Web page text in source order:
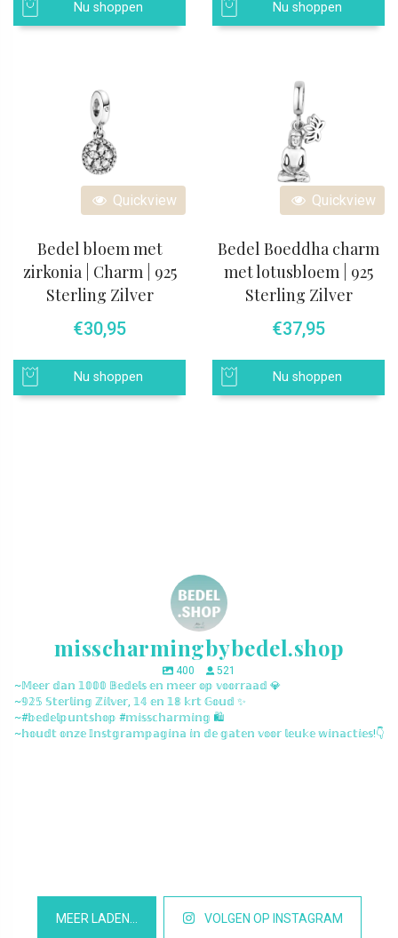
Nu shoppen Nu shoppen
Quickview
Bedel bloem met
zirkonia | Charm | 925
Sterling Zilver
€30,95
Nu shoppen
Quickview
Bedel Boeddha charm
met lotusbloem | 925
Sterling Zilver
€37,95
Nu shoppen
misscharmingbybedel.shop
400
521
~𝕄𝕖𝕖𝕣 𝕕𝕒𝕟 𝟙𝟘𝟘𝟘 𝔹𝕖𝕕𝕖𝕝𝕤 𝕖𝕟 𝕞𝕖𝕖𝕣 𝕠𝕡 𝕧𝕠𝕠𝕣𝕣𝕒𝕒𝕕 💎
~𝟡𝟚𝟝 𝕊𝕥𝕖𝕣𝕝𝕚𝕟𝕘 ℤ𝕚𝕝𝕧𝕖𝕣, 𝟙𝟜 𝕖𝕟 𝟙𝟠 𝕜𝕣𝕥 𝔾𝕠𝕦𝕕 ✨
~#𝕓𝕖𝕕𝕖𝕝𝕡𝕦𝕟𝕥𝕤𝕙𝕠𝕡 #𝕞𝕚𝕤𝕤𝕔𝕙𝕒𝕣𝕞𝕚𝕟𝕘 🛍️
~𝕙𝕠𝕦𝕕𝕥 𝕠𝕟𝕫𝕖 𝕀𝕟𝕤𝕥𝕘𝕣𝕒𝕞𝕡𝕒𝕘𝕚𝕟𝕒 𝕚𝕟 𝕕𝕖 𝕘𝕒𝕥𝕖𝕟 𝕧𝕠𝕠𝕣 𝕝𝕖𝕦𝕜𝕖 𝕨𝕚𝕟𝕒𝕔𝕥𝕚𝕖𝕤!👇
MEER LADEN… VOLGEN OP INSTAGRAM